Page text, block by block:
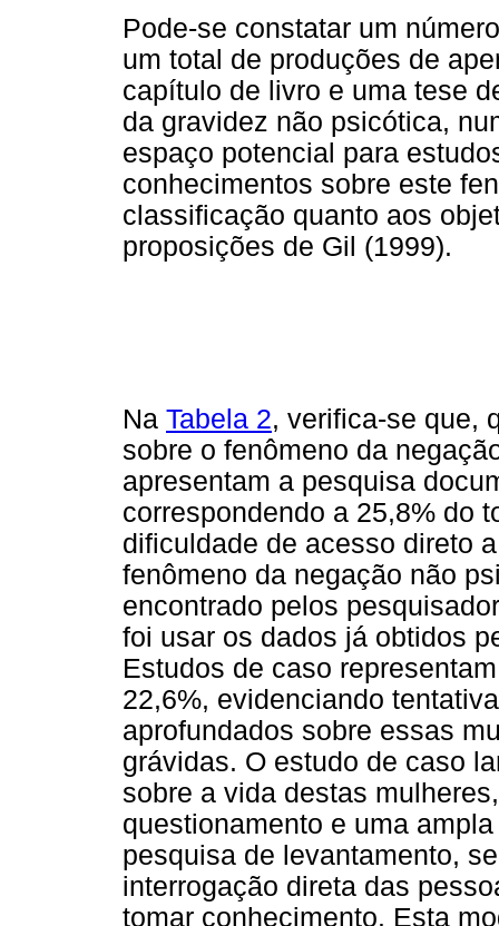
Pode-se constatar um
um total de produções de
capítulo de livro e uma tese
da gravidez não psicótica,
espaço potencial para
conhecimentos sobre este
classificação quanto aos
proposições de Gil (1999).
Na Tabela 2, verifica-se que,
sobre o fenômeno da
apresentam a pesquisa
correspondendo a 25,8% do
dificuldade de acesso direto
fenômeno da negação não
encontrado pelos
foi usar os dados já obtidos
Estudos de caso
22,6%, evidenciando
aprofundados sobre essas
grávidas. O estudo de caso
sobre a vida destas
questionamento e uma
pesquisa de levantamento,
interrogação direta das
tomar conhecimento. Esta